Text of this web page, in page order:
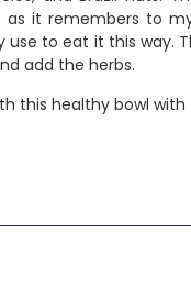
it remembers to
use to eat it this way.
add the herbs.
this healthy bowl